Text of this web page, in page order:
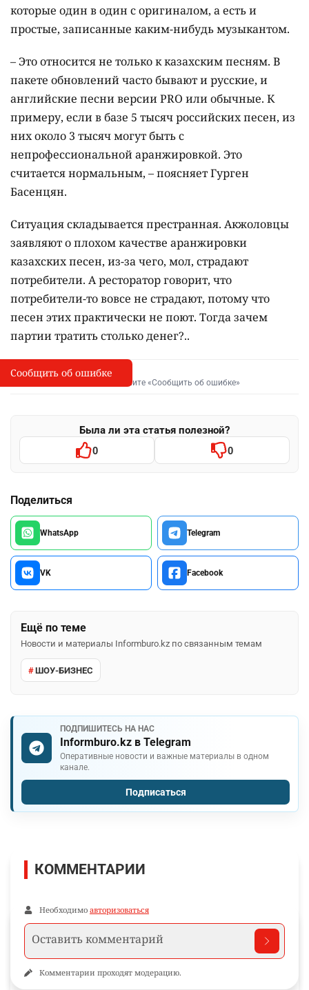
которые один в один с оригиналом, а есть и
простые, записанные каким-нибудь музыкантом.
– Это относится не только к казахским песням. В
пакете обновлений часто бывают и русские, и
английские песни версии PRO или обычные. К
примеру, если в базе 5 тысяч российских песен, из
них около 3 тысяч могут быть с
непрофессиональной аранжировкой. Это
считается нормальным, – поясняет Гурген
Басенцян.
Ситуация складывается престранная. Акжоловцы
заявляют о плохом качестве аранжировки
казахских песен, из-за чего, мол, страдают
потребители. А ресторатор говорит, что
потребители-то вовсе не страдают, потому что
песен этих практически не поют. Тогда зачем
партии тратить столько денег?..
I
Сообщить об опечатке
Выделите фрагмент и нажмите «Сообщить об ошибке»
Была ли эта статья полезной?
0 0
Поделиться
WhatsApp Telegram
VK Facebook
Ещё по теме
Новости и материалы Informburo.kz по связанным темам
ШОУ-БИЗНЕС
ПОДПИШИТЕСЬ НА НАС
Informburo.kz в Telegram
Оперативные новости и важные материалы в одном
канале.
Подписаться
Сообщить об ошибке
КОММЕНТАРИИ
Необходимо авторизоваться
Комментарии проходят модерацию.